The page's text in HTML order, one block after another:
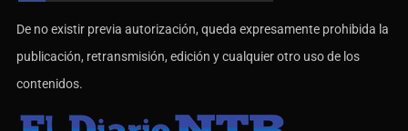
De no existir previa autorización, queda expresamente prohibida la
publicación, retransmisión, edición y cualquier otro uso de los
contenidos.